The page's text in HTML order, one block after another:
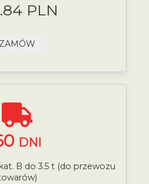
PLN
ZAMÓW
DNI
B do 3.5 t (do przewozu